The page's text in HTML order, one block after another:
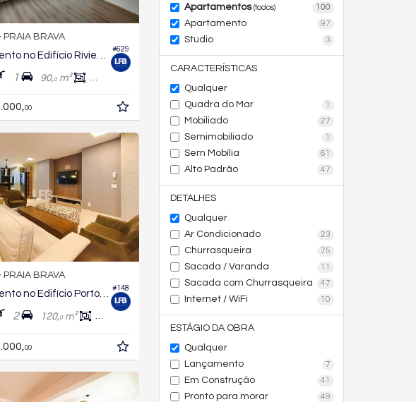
Apartamentos(todos) 100
Apartamento 97
Studio 3
CARACTERÍSTICAS
Qualquer
Quadra do Mar
1
Mobiliado 27
Semimobiliado 1
Sem Mobília 61
Alto Padrão 47
DETALHES
Qualquer
Ar Condicionado
23
Churrasqueira 75
Sacada / Varanda 11
Sacada com Churrasqueira 47
Internet / WiFi 10
ESTÁGIO DA OBRA
Qualquer
Lançamento
7
Em Construção 41
Pronto para morar 49
#629
PRAIA BRAVA
Apartamento no Edifício Riviera Concept Residence
1 90,0m² 67,
00
#148
PRAIA BRAVA
Apartamento no Edifício Porto Madeiro
2 120,0m² 90,
00